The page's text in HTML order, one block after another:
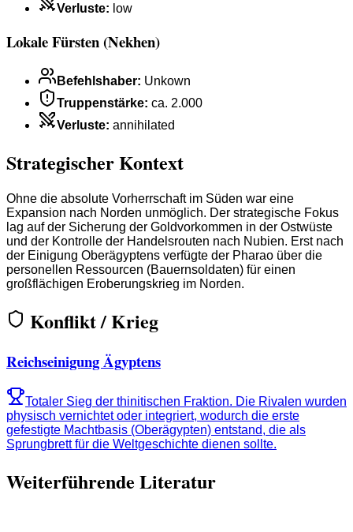
Verluste: low
Lokale Fürsten (Nekhen)
Befehlshaber: Unkown
Truppenstärke: ca. 2.000
Verluste: annihilated
Strategischer Kontext
Ohne die absolute Vorherrschaft im Süden war eine
Expansion nach Norden unmöglich. Der strategische Fokus
lag auf der Sicherung der Goldvorkommen in der Ostwüste
und der Kontrolle der Handelsrouten nach Nubien. Erst nach
der Einigung Oberägyptens verfügte der Pharao über die
personellen Ressourcen (Bauernsoldaten) für einen
großflächigen Eroberungskrieg im Norden.
Konflikt / Krieg
Reichseinigung Ägyptens
Totaler Sieg der thinitischen Fraktion. Die Rivalen wurden
physisch vernichtet oder integriert, wodurch die erste
gefestigte Machtbasis (Oberägypten) entstand, die als
Sprungbrett für die Weltgeschichte dienen sollte.
Weiterführende Literatur